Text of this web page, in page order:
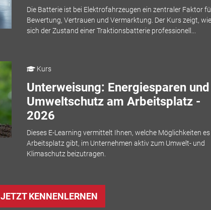
Die Batterie ist bei Elektrofahrzeugen ein zentraler Faktor
Bewertung, Vertrauen und Vermarktung. Der Kurs zeigt, wie
sich der Zustand einer Traktionsbatterie professionell...
Kurs
Unterweisung: Energiesparen und
Umweltschutz am Arbeitsplatz -
2026
Dieses E-Learning vermittelt Ihnen, welche Möglichkeiten
Arbeitsplatz gibt, im Unternehmen aktiv zum Umwelt- und
Klimaschutz beizutragen.
JETZT KENNENLERNEN